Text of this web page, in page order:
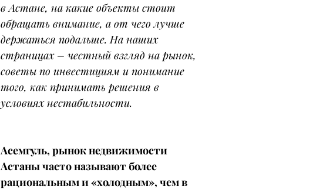
в Астане, на какие объекты стоит
обращать внимание, а от чего лучше
держаться подальше. На наших
страницах – честный взгляд на рынок,
советы по инвестициям и понимание
того, как принимать решения в
условиях нестабильности.
Асемгуль, рынок недвижимости
Астаны часто называют более
рациональным и «холодным», чем в